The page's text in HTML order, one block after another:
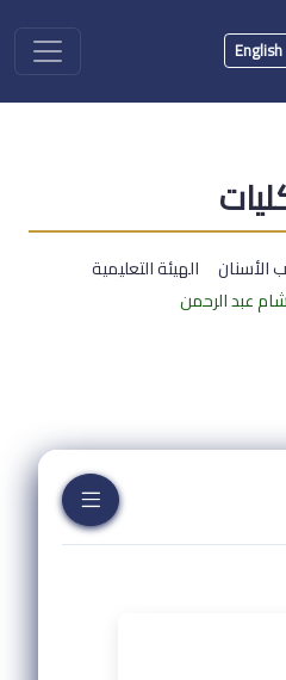
English
الأسنان
الهيئة التعليمية
عبد الرحمن